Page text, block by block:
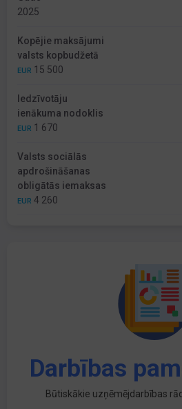
2025
Kopējie maksājumi
valsts kopbudžetā
EUR 15 500
Iedzīvotāju
ienākuma nodoklis
EUR 1 670
Valsts sociālās
apdrošināšanas
obligātās iemaksas
EUR 4 260
Darbības
Būtiskākie uzņēmējdarbības